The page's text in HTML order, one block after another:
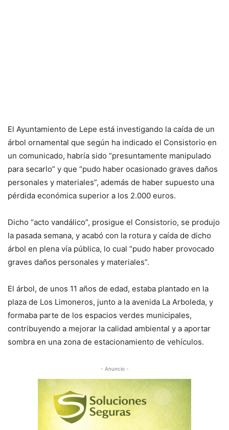
El Ayuntamiento de Lepe está investigando la caída de un
árbol ornamental que según ha indicado el Consistorio en
un comunicado, habría sido “presuntamente manipulado
para secarlo” y que “pudo haber ocasionado graves daños
personales y materiales”, además de haber supuesto una
pérdida económica superior a los 2.000 euros.
Dicho “acto vandálico”, prosigue el Consistorio, se produjo
la pasada semana, y acabó con la rotura y caída de dicho
árbol en plena vía pública, lo cual “pudo haber provocado
graves daños personales y materiales”.
El árbol, de unos 11 años de edad, estaba plantado en la
plaza de Los Limoneros, junto a la avenida La Arboleda, y
formaba parte de los espacios verdes municipales,
contribuyendo a mejorar la calidad ambiental y a aportar
sombra en una zona de estacionamiento de vehículos.
- Anuncio -